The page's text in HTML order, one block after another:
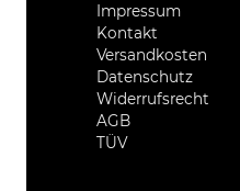
Impressum
Kontakt
Versandkosten
Datenschutz
Widerrufsrecht
AGB
TÜV